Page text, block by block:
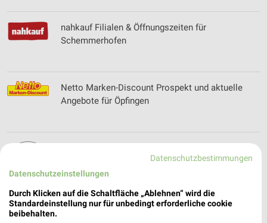
nahkauf Filialen & Öffnungszeiten für
Schemmerhofen
Netto Marken-Discount Prospekt und aktuelle
Angebote für Öpfingen
Nordsee Prospekte & Aktionen für Ulm
Datenschutzbestimmungen
Datenschutzeinstellungen
Durch Klicken auf die Schaltfläche „Ablehnen“ wird die
Standardeinstellung nur für unbedingt erforderliche cookie
beibehalten.